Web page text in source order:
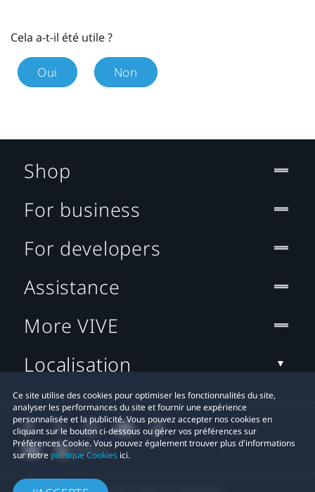
Cela a-t-il été utile ?
Oui Non
Ce site utilise des cookies pour optimiser les fonctionnalités du site,
analyser les performances du site et fournir une expérience
personnalisée et la publicité. Vous pouvez accepter nos cookies en
cliquant sur le bouton ci-dessous ou gérer vos préférences sur
Préférences Cookie. Vous pouvez également trouver plus d'informations
sur notre politique Cookies ici.
Shop
For business
For developers
Assistance
More VIVE
Localisation
© 2011-2026 HTC Corporation